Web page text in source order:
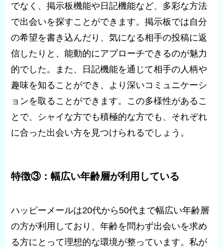
でなく、掲示板機能や日記機能など、多彩な方法
で出会いを探すことができます。掲示板では自分
の希望を書き込んだり、気になる相手の投稿に返
信したりと、能動的にアプローチできるのが魅力
的でした。また、日記機能を通じて相手の人柄や
趣味を知ることができ、より深いコミュニケーシ
ョンを取ることができます。この多様性があるこ
とで、シャイな方でも積極的な方でも、それぞれ
に合った出会い方を見つけられるでしょう。
特徴③：幅広い年齢層が利用している
ハッピーメールは20代から50代まで幅広い年齢層
の方が利用しており、年齢を問わず出会いを求め
る方にとって理想的な環境が整っています。私が